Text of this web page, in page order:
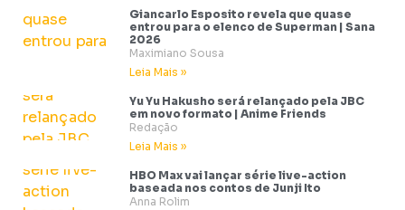
Giancarlo Esposito revela que quase
entrou para o elenco de Superman | Sana
2026
Maximiano Sousa
Leia Mais »
Yu Yu Hakusho será relançado pela JBC
em novo formato | Anime Friends
Redação
Leia Mais »
HBO Max vai lançar série live-action
baseada nos contos de Junji Ito
Anna Rolim